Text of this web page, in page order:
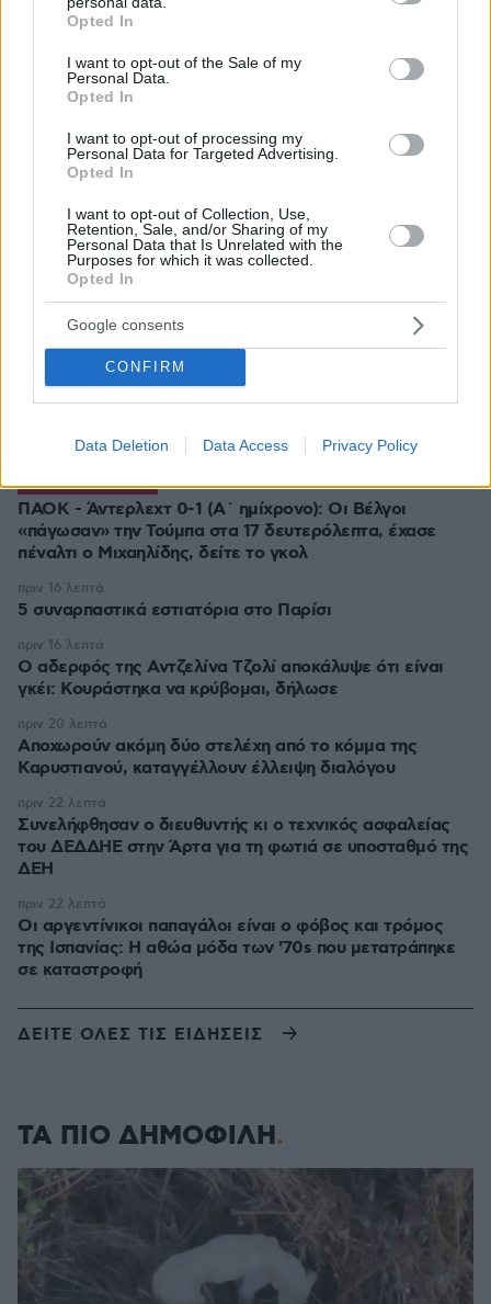
grant or deny consent to Google and its third-party tags to
use your data for below specified purposes in below Google
consent section.
Opted In
I want to opt-out of the Sale of my
Personal Data.
Opted In
I want to opt-out of processing my
Personal Data for Targeted Advertising.
Opted In
I want to opt-out of Collection, Use,
Retention, Sale, and/or Sharing of my
Personal Data that Is Unrelated with the
Purposes for which it was collected.
Opted In
Google consents
CONFIRM
Data Deletion Data Access Privacy Policy
ΡΟΗ ΕΙΔΗΣΕΩΝ
Ειδήσεις Δημοφιλή Σχολιασμένα
Σφουγγάτο: 8 τρόποι να το φτιάξουμε – Από το πιο
απλό μέχρι το πιο πλούσιο
Ποιες είναι οι ομοιότητες και οι διαφορές ανάμεσα στις
μέλισσες και τις σφήκες
Σαλάχ: Αποθεώθηκε από 25.000 φίλους της
Τραμπζονσπόρ στο «Papara Park», βίντεο και
φωτογραφίες
πριν 12 λεπτά
παιδιά φώναζαν για βοήθεια
ΠΑΟΚ - Άντερλεχτ 0-1 (Α΄ ημίχρονο): Οι Βέλγοι
«πάγωσαν» την Τούμπα στα 17 δευτερόλεπτα, έχασε
LIVE UPDATE πριν 14 λεπτά
5 συναρπαστικά εστιατόρια στο Παρίσι
πριν 16 λεπτά
Ο αδερφός της Αντζελίνα Τζολί αποκάλυψε ότι είναι
γκέι: Κουράστηκα να κρύβομαι, δήλωσε
πριν 16 λεπτά
Αποχωρούν ακόμη δύο στελέχη από το κόμμα της
Καρυστιανού, καταγγέλλουν έλλειψη διαλόγου
πριν 20 λεπτά
Συνελήφθησαν ο διευθυντής κι ο τεχνικός ασφαλείας
του ΔΕΔΔΗΕ στην Άρτα για τη φωτιά σε υποσταθμό της
ΔΕΗ
πριν 22 λεπτά
Οι αργεντίνικοι παπαγάλοι είναι ο φόβος και τρόμος
της Ισπανίας: Η αθώα μόδα των '70s που μετατράπηκε
σε καταστροφή
πριν 22 λεπτά
ΔΕΙΤΕ ΟΛΕΣ ΤΙΣ ΕΙΔΗΣΕΙΣ
ΤΑ ΠΙΟ ΔΗΜΟΦΙΛΗ